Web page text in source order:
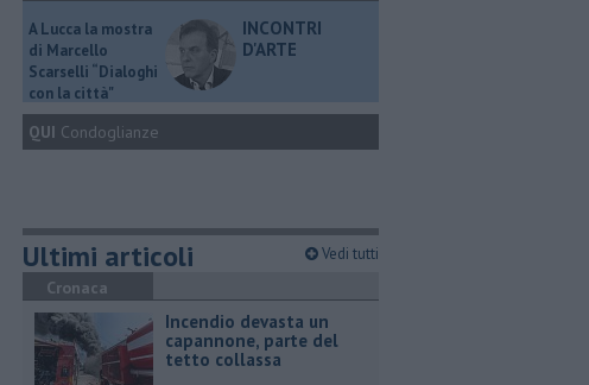
A Lucca la mostra
di Marcello
Scarselli “Dialoghi
con la città"
INCONTRI
D'ARTE
QUI Condoglianze
Ultimi articoli Vedi tutti
Cronaca
Incendio devasta un
capannone, parte del
tetto collassa